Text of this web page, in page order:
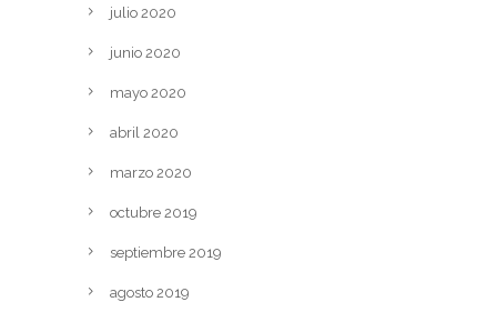
julio 2020
junio 2020
mayo 2020
abril 2020
marzo 2020
octubre 2019
septiembre 2019
agosto 2019